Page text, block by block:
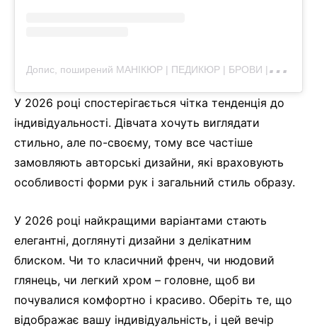
Д
опис, поширений МАНІКЮР | ПЕДИКЮР | БРОВИ | ВІЇ (@dp_beauty_house_che)
У 2026 році спостерігається чітка тенденція до
індивідуальності. Дівчата хочуть виглядати
стильно, але по-своєму, тому все частіше
замовляють авторські дизайни, які враховують
особливості форми рук і загальний стиль образу.
У 2026 році найкращими варіантами стають
елегантні, доглянуті дизайни з делікатним
блиском. Чи то класичний френч, чи нюдовий
глянець, чи легкий хром – головне, щоб ви
почувалися комфортно і красиво. Оберіть те, що
відображає вашу індивідуальність, і цей вечір